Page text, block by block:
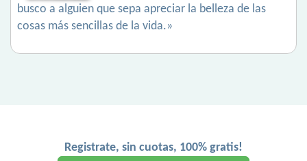
busco a alguien que sepa apreciar la belleza de las
cosas más sencillas de la vida.»
Registrate, sin cuotas, 100% gratis!